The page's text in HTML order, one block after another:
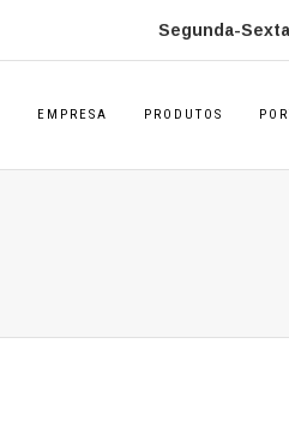
Segunda-
EMPRESA PRODUTOS